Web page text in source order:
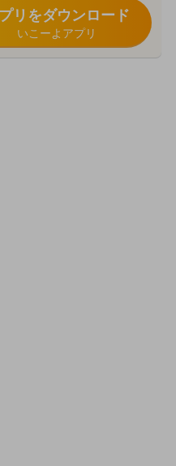
リをダウンロード
いこーよアプリ